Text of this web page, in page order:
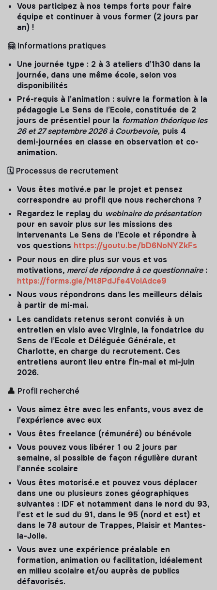
Vous participez à nos temps forts pour faire
équipe et continuer à vous former (2 jours par
an) !
🤗 Informations pratiques
Une journée type : 2 à 3 ateliers d’1h30 dans la
journée, dans une même école, selon vos
disponibilités
Pré-requis à l’animation : suivre la formation à la
pédagogie Le Sens de l’Ecole, constituée de 2
jours de présentiel pour la formation théorique les
26 et 27 septembre 2026 à Courbevoie, puis 4
demi-journées en classe en observation et co-
animation.
🗓 Processus de recrutement
Vous êtes motivé.e par le projet et pensez
correspondre au profil que nous recherchons ?
Regardez le replay du webinaire de présentation
pour en savoir plus sur les missions des
intervenants Le Sens de l’Ecole et répondre à
vos questions https://youtu.be/bD6NoNYZkFs
Pour nous en dire plus sur vous et vos
motivations, merci de répondre à ce questionnaire:
https://forms.gle/Mt8PdJfe4VoiAdce9
Nous vous répondrons dans les meilleurs délais
à partir de mi-mai.
Les candidats retenus seront conviés à un
entretien en visio avec Virginie, la fondatrice du
Sens de l’Ecole et Déléguée Générale, et
Charlotte, en charge du recrutement. Ces
entretiens auront lieu entre fin-mai et mi-juin
2026.
👤 Profil recherché
Vous aimez être avec les enfants, vous avez de
l’expérience avec eux
Vous êtes freelance (rémunéré) ou bénévole
Vous pouvez vous libérer 1 ou 2 jours par
semaine, si possible de façon régulière durant
l’année scolaire
Vous êtes motorisé.e et pouvez vous déplacer
dans une ou plusieurs zones géographiques
suivantes : IDF et notamment dans le nord du 93,
l’est et le sud du 91, dans le 95 (nord et est) et
dans le 78 autour de Trappes, Plaisir et Mantes-
la-Jolie.
Vous avez une expérience préalable en
formation, animation ou facilitation, idéalement
en milieu scolaire et/ou auprès de publics
défavorisés.